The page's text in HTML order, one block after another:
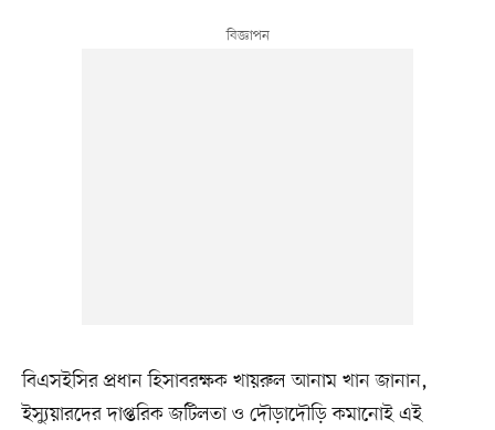
বিএসইসির প্রধান হিসাবরক্ষক খায়রুল আনাম খান জানান,
ইস্যুয়ারদের দাপ্তরিক জটিলতা ও দৌড়াদৌড়ি কমানোই এই